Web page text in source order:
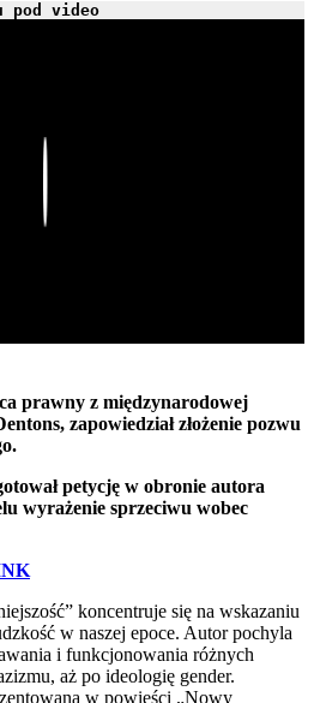
pod video
prawny z międzynarodowej
zapowiedział złożenie pozwu
petycję w obronie autora
wyrażenie sprzeciwu wobec
koncentruje się na wskazaniu
w naszej epoce. Autor pochyla
i funkcjonowania różnych
aż po ideologię gender.
w powieści „Nowy